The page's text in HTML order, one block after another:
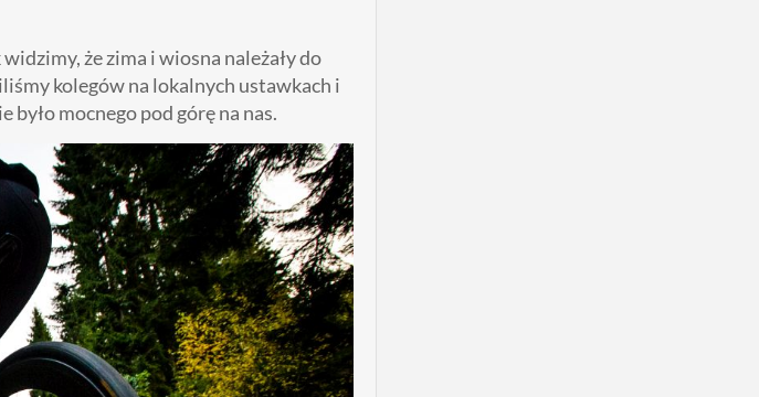
że zima i wiosna należały do
kolegów na lokalnych ustawkach i
mocnego pod górę na nas.